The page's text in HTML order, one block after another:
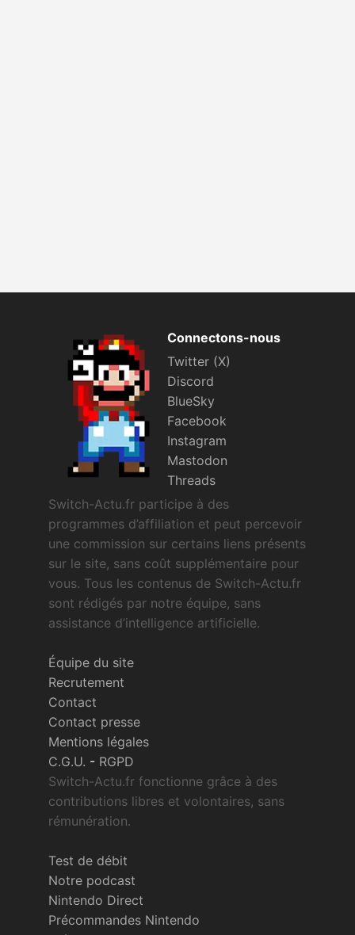
Connectons-nous
Twitter (X)
Discord
BlueSky
Facebook
Instagram
Mastodon
Threads
Switch-Actu.fr participe à des
programmes d’affiliation et peut percevoir
une commission sur certains liens présents
sur le site, sans coût supplémentaire pour
vous. Tous les contenus de Switch-Actu.fr
sont rédigés par notre équipe, sans
assistance d’intelligence artificielle.
Équipe du site
Recrutement
Contact
Contact presse
Mentions légales
C.G.U. - RGPD
Switch-Actu.fr fonctionne grâce à des
contributions libres et volontaires, sans
rémunération.
Test de débit
Notre podcast
Nintendo Direct
Précommandes Nintendo